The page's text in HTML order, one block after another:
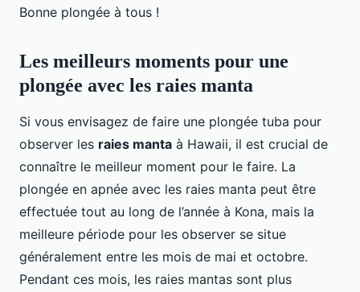
Bonne plongée à tous !
Les meilleurs moments pour une
plongée avec les raies manta
Si vous envisagez de faire une plongée tuba pour
observer les raies manta à Hawaii, il est crucial de
connaître le meilleur moment pour le faire. La
plongée en apnée avec les raies manta peut être
effectuée tout au long de l’année à Kona, mais la
meilleure période pour les observer se situe
généralement entre les mois de mai et octobre.
Pendant ces mois, les raies mantas sont plus